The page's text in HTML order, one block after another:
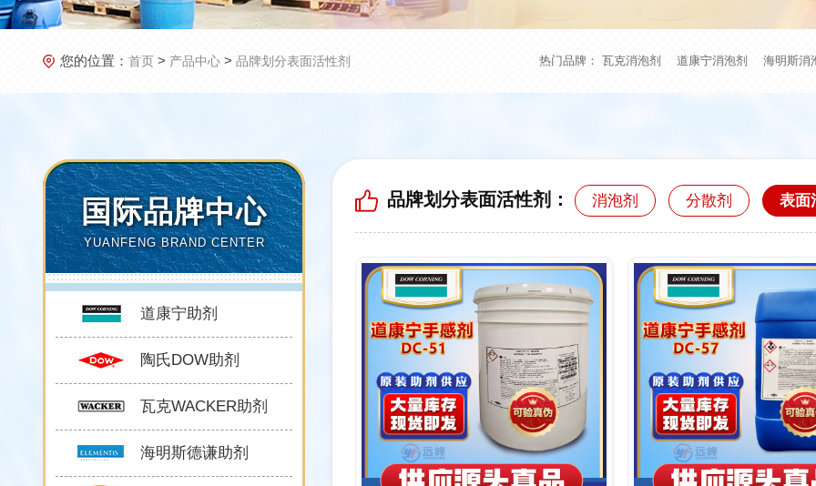
您的位置： 首页 > 产品中心 > 品牌划分表面活性剂 热门品牌： 瓦克消泡剂 道康宁消泡剂 海明斯消
国际品牌中心
YUANFENG BRAND CENTER
道康宁助剂
陶氏DOW助剂
瓦克WACKER助剂
海明斯德谦助剂
品牌划分表面活性剂： 消泡剂 分散剂 表面